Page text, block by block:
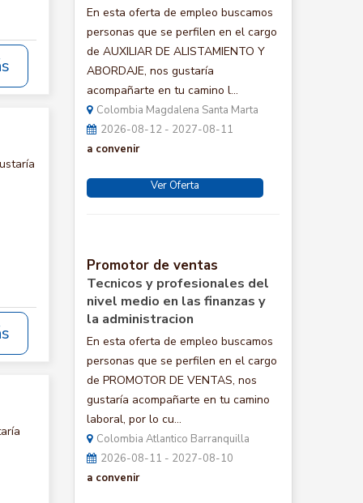
En esta oferta de empleo buscamos
personas que se perfilen en el cargo
de AUXILIAR DE ALISTAMIENTO Y
ABORDAJE, nos gustaría
acompañarte en tu camino l...
Colombia Magdalena Santa Marta
2026-08-12 - 2027-08-11
a convenir
Ver Oferta
Promotor de ventas
Tecnicos y profesionales del
nivel medio en las finanzas y
la administracion
En esta oferta de empleo buscamos
personas que se perfilen en el cargo
de PROMOTOR DE VENTAS, nos
gustaría acompañarte en tu camino
laboral, por lo cu...
Colombia Atlantico Barranquilla
2026-08-11 - 2027-08-10
a convenir